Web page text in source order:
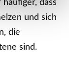
dass
und sich
die
sind.